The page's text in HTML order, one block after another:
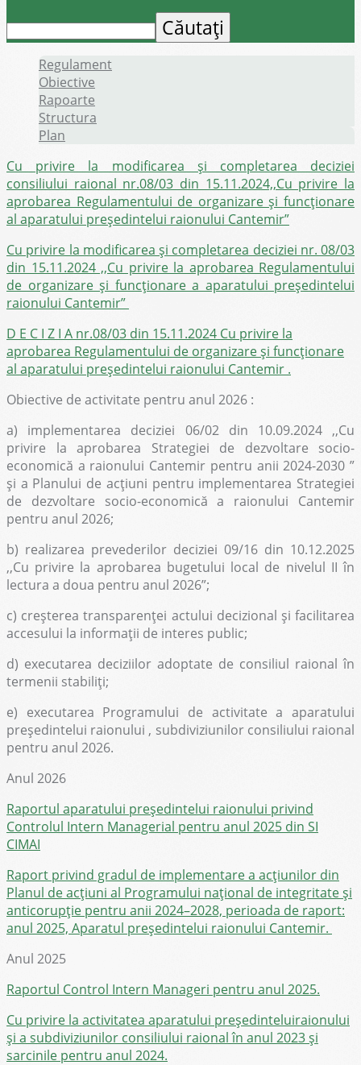
Regulament
Obiective
Rapoarte
Structura
Plan
Cu privire la modificarea și completarea deciziei
consiliului raional nr.08/03 din 15.11.2024,,Cu privire la
aprobarea Regulamentului de organizare și funcționare
al aparatului președintelui raionului Cantemir”
Cu privire la modificarea și completarea deciziei nr. 08/03
din 15.11.2024 ,,Cu privire la aprobarea Regulamentului
de organizare și funcționare a aparatului președintelui
raionului Cantemir”
D E C I Z I A nr.08/03 din 15.11.2024 Cu privire la
aprobarea Regulamentului de organizare și funcționare
al aparatului președintelui raionului Cantemir .
Obiective de activitate pentru anul 2026 :
a) implementarea deciziei 06/02 din 10.09.2024 ,,Cu
privire la aprobarea Strategiei de dezvoltare socio-
economică a raionului Cantemir pentru anii 2024-2030 ”
și a Planului de acțiuni pentru implementarea Strategiei
de dezvoltare socio-economică a raionului Cantemir
pentru anul 2026;
b) realizarea prevederilor deciziei 09/16 din 10.12.2025
,,Cu privire la aprobarea bugetului local de nivelul II în
lectura a doua pentru anul 2026”;
c) creșterea transparenţei actului decizional și facilitarea
accesului la informații de interes public;
d) executarea deciziilor adoptate de consiliul raional în
termenii stabiliţi;
e) executarea Programului de activitate a aparatului
preşedintelui raionului , subdiviziunilor consiliului raional
pentru anul 2026.
Anul 2026
Raportul aparatului președintelui raionului privind
Controlul Intern Managerial pentru anul 2025 din SI
CIMAI
Raport privind gradul de implementare a acțiunilor din
Planul de acțiuni al Programului național de integritate și
anticorupție pentru anii 2024–2028, perioada de raport:
anul 2025, Aparatul președintelui raionului Cantemir.
Anul 2025
Raportul Control Intern Manageri pentru anul 2025.
Cu privire la activitatea aparatului preşedinteluiraionului
şi a subdiviziunilor consiliului raional în anul 2023 şi
sarcinile pentru anul 2024.